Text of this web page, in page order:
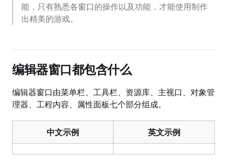
能，只有熟悉各窗口的操作以及功能，才能使用制作
出精美的游戏。
编辑器窗口都包含什么
编辑器窗口由菜单栏、工具栏、资源库、主视口、对象管
理器、工程内容、属性面板七个部分组成。
中文示例 英文示例